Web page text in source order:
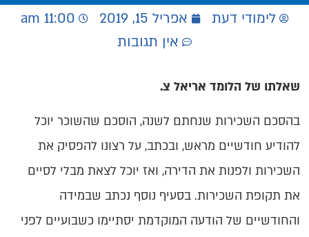
לימודי דעת אפריל 15, 2019
11:00 am
אין תגובות
שאלתו של הלומד אריאל צ.
בהסכם השכירות שנחתם לשנה, הוסכם שהשוכר יוכל
להודיע חודשיים מראש, ובכתב, על רצונו להפסיק את
השכירות ולפנות את הדירה, ואז יוכל לצאת מבלי לסיים
את תקופת השכירות. בסעיף נוסף נכתב שבמידה
והחודשיים של הודעה המוקדמת יסתיימו כשבועיים לפני